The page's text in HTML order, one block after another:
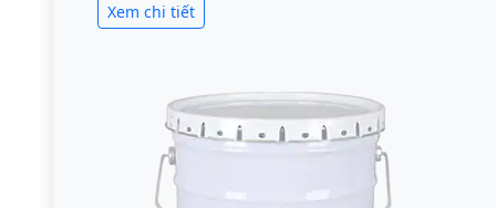
Xem chi tiết